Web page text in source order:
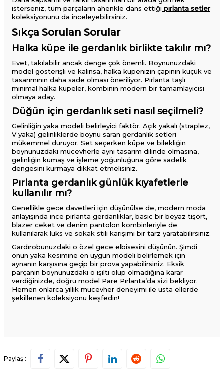
isterseniz, tüm parçaların ahenkle dans ettiği pırlanta setler
koleksiyonunu da inceleyebilirsiniz.
Sıkça Sorulan Sorular
Halka küpe ile gerdanlık birlikte takılır mı?
Evet, takılabilir ancak denge çok önemli. Boynunuzdaki
model gösterişli ve kalınsa, halka küpenizin çapının küçük ve
tasarımının daha sade olması öneriliyor. Pırlanta taşlı
minimal halka küpeler, kombinin modern bir tamamlayıcısı
olmaya aday.
Düğün için gerdanlık seti nasıl seçilmeli?
Gelinliğin yaka modeli belirleyici faktör. Açık yakalı (straplez,
V yaka) gelinliklerde boynu saran gerdanlık setleri
mükemmel duruyor. Set seçerken küpe ve bilekliğin
boynunuzdaki mücevherle aynı tasarım dilinde olmasına,
gelinliğin kumaş ve işleme yoğunluğuna göre sadelik
dengesini kurmaya dikkat etmelisiniz.
Pırlanta gerdanlık günlük kıyafetlerle
kullanılır mı?
Genellikle gece davetleri için düşünülse de, modern moda
anlayışında ince pırlanta gerdanlıklar, basic bir beyaz tişört,
blazer ceket ve denim pantolon kombinleriyle de
kullanılarak lüks ve sokak stili karışımı bir tarz yaratabilirsiniz.
Gardırobunuzdaki o özel gece elbisesini düşünün. Şimdi
onun yaka kesimine en uygun modeli belirlemek için
aynanın karşısına geçip bir prova yapabilirsiniz. Eksik
parçanın boynunuzdaki o ışıltı olup olmadığına karar
verdiğinizde, doğru model Pare Pırlanta’da sizi bekliyor.
Hemen onlarca yıllık mücevher deneyimi ile usta ellerde
şekillenen koleksiyonu keşfedin!
Paylaş :